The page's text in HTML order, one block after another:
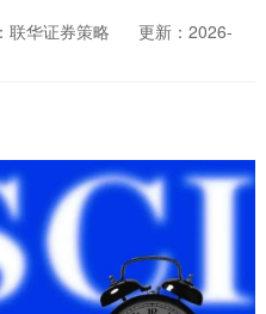
联华证券策略
更新：2026-